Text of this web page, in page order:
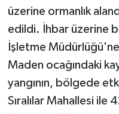
üzerine ormanlık
edildi. İhbar üzerine
İşletme
Maden ocağındaki
yangının, bölgede
Sıralılar Mahallesi ile